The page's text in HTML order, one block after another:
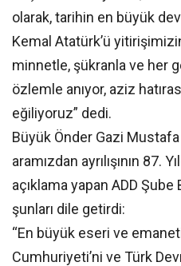
olarak, tarihin en büyük
Kemal Atatürk’ü
minnetle, şükranla ve her
özlemle anıyor, aziz
eğiliyoruz” dedi.
Büyük Önder Gazi
aramızdan ayrılışının 87.
açıklama yapan ADD Şube
şunları dile getirdi:
“En büyük eseri ve
Cumhuriyeti’ni ve Türk